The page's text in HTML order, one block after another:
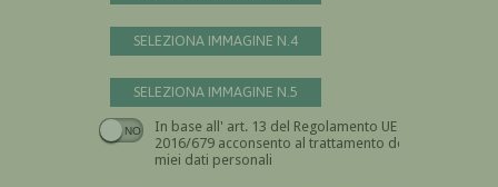
SELEZIONA IMMAGINE N.4
SELEZIONA IMMAGINE N.5
In base all' art. 13 del Regolamento UE n.
2016/679 acconsento al trattamento dei
miei dati personali
Devi dare il consenso